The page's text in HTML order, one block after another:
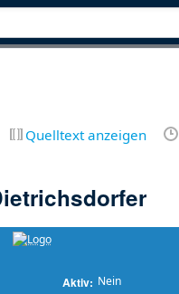
Quelltext anzeigen
Aktiv Nein